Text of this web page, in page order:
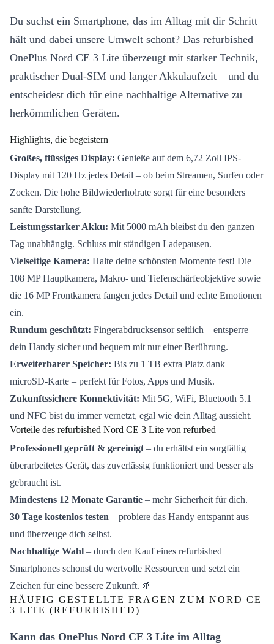
Du suchst ein Smartphone, das im Alltag mit dir Schritt
hält und dabei unsere Umwelt schont? Das refurbished
OnePlus Nord CE 3 Lite überzeugt mit starker Technik,
praktischer Dual-SIM und langer Akkulaufzeit – und du
entscheidest dich für eine nachhaltige Alternative zu
herkömmlichen Geräten.
Highlights, die begeistern
Großes, flüssiges Display: Genieße auf dem 6,72 Zoll IPS-
Display mit 120 Hz jedes Detail – ob beim Streamen, Surfen oder
Zocken. Die hohe Bildwiederholrate sorgt für eine besonders
sanfte Darstellung.
Leistungsstarker Akku: Mit 5000 mAh bleibst du den ganzen
Tag unabhängig. Schluss mit ständigen Ladepausen.
Vielseitige Kamera: Halte deine schönsten Momente fest! Die
108 MP Hauptkamera, Makro- und Tiefenschärfeobjektive sowie
die 16 MP Frontkamera fangen jedes Detail und echte Emotionen
ein.
Rundum geschützt: Fingerabdrucksensor seitlich – entsperre
dein Handy sicher und bequem mit nur einer Berührung.
Erweiterbarer Speicher: Bis zu 1 TB extra Platz dank
microSD-Karte – perfekt für Fotos, Apps und Musik.
Zukunftssichere Konnektivität: Mit 5G, WiFi, Bluetooth 5.1
und NFC bist du immer vernetzt, egal wie dein Alltag aussieht.
Vorteile des refurbished Nord CE 3 Lite von refurbed
Professionell geprüft & gereinigt – du erhältst ein sorgfältig
überarbeitetes Gerät, das zuverlässig funktioniert und besser als
gebraucht ist.
Mindestens 12 Monate Garantie – mehr Sicherheit für dich.
30 Tage kostenlos testen – probiere das Handy entspannt aus
und überzeuge dich selbst.
Nachhaltige Wahl – durch den Kauf eines refurbished
Smartphones schonst du wertvolle Ressourcen und setzt ein
Zeichen für eine bessere Zukunft. 🌱
HÄUFIG GESTELLTE FRAGEN ZUM NORD CE
3 LITE (REFURBISHED)
Kann das OnePlus Nord CE 3 Lite im Alltag